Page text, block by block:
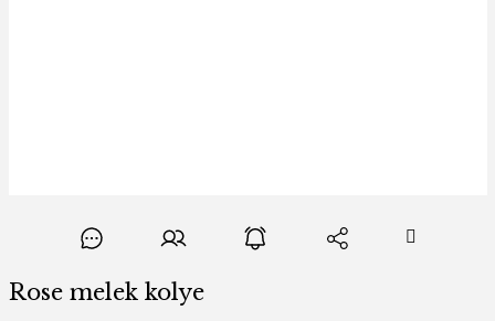
Rose melek kolye